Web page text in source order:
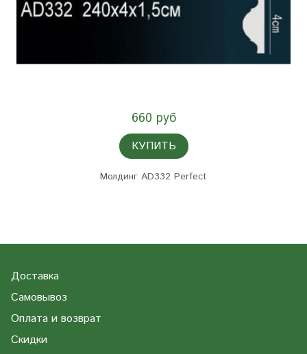
660 руб
КУПИТЬ
Молдинг AD332 Perfect
Доставка
Самовывоз
Оплата и возврат
Скидки